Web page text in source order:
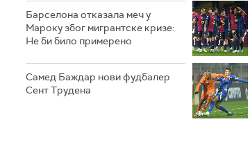
Барселона отказала меч у
Мароку због мигрантске кризе:
Не би било примерено
Самед Баждар нови фудбалер
Сент Трудена